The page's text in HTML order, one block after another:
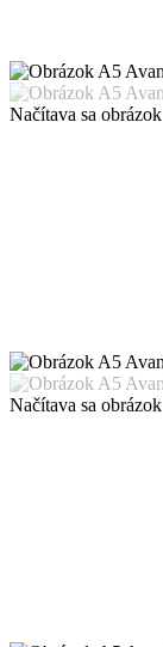
Načítava sa obrázok
Načítava sa obrázok